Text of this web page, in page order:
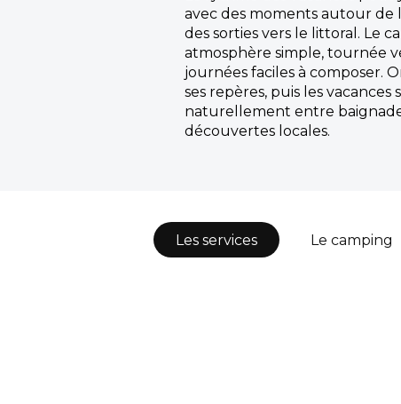
avec des moments autour de
des sorties vers le littoral. Le
atmosphère simple, tournée
journées faciles à composer.
ses repères, puis les vacances
naturellement entre
découvertes locales.
Les services Le camping